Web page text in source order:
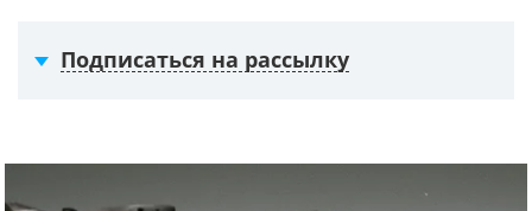
Подписаться на рассылку